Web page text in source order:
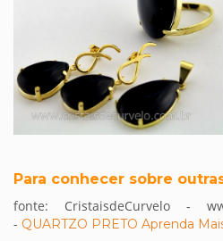
Para conhecer sobre
fonte: CristaisdeCurvelo -
- QUARTZO PRETO Aprenda